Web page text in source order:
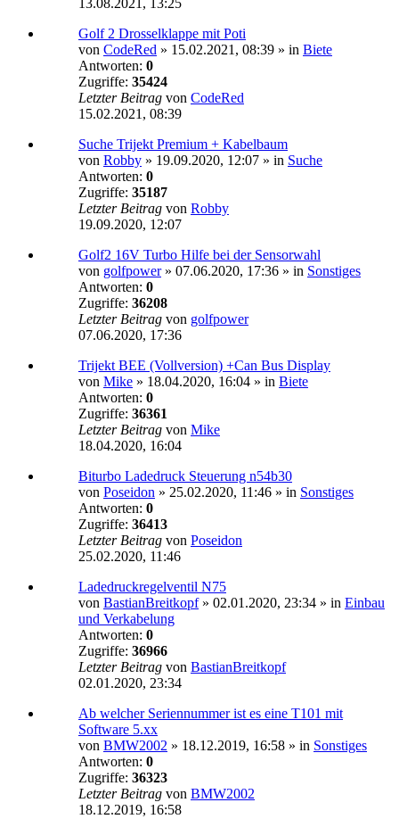
13.08.2021, 13:25
Golf 2 Drosselklappe mit Poti
von CodeRed » 15.02.2021, 08:39 » in Biete
Antworten: 0
Zugriffe: 35424
Letzter Beitrag von CodeRed
15.02.2021, 08:39
Suche Trijekt Premium + Kabelbaum
von Robby » 19.09.2020, 12:07 » in Suche
Antworten: 0
Zugriffe: 35187
Letzter Beitrag von Robby
19.09.2020, 12:07
Golf2 16V Turbo Hilfe bei der Sensorwahl
von golfpower» 07.06.2020, 17:36 » in Sonstiges
Antworten: 0
Zugriffe: 36208
Letzter Beitrag von golfpower
07.06.2020, 17:36
Trijekt BEE (Vollversion) +Can Bus Display
von Mike » 18.04.2020, 16:04 » in Biete
Antworten: 0
Zugriffe: 36361
Letzter Beitrag von Mike
18.04.2020, 16:04
Biturbo Ladedruck Steuerung n54b30
von Poseidon » 25.02.2020, 11:46 » in Sonstiges
Antworten: 0
Zugriffe: 36413
Letzter Beitrag von Poseidon
25.02.2020, 11:46
Ladedruckregelventil N75
von BastianBreitkopf» 02.01.2020, 23:34 » in Einbau
und Verkabelung
Antworten: 0
Zugriffe: 36966
Letzter Beitrag von BastianBreitkopf
02.01.2020, 23:34
Ab welcher Seriennummer ist es eine T101 mit
Software 5.xx
von BMW2002 » 18.12.2019, 16:58 » in Sonstiges
Antworten: 0
Zugriffe: 36323
Letzter Beitrag von BMW2002
18.12.2019, 16:58